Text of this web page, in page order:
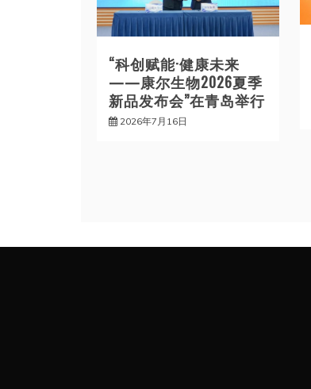
“科创赋能·健康未来
——康尔生物2026夏季
新品发布会”在青岛举行
2026年7月16日